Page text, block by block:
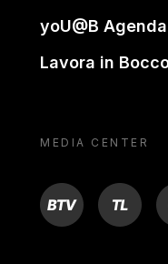
yoU@B Agenda
Lavora in
MEDIA CENTER
BTV TL ON